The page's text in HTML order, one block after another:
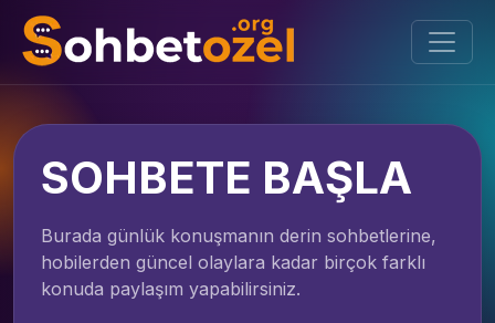
SOHBETE BAŞLA
Burada günlük konuşmanın derin sohbetlerine,
hobilerden güncel olaylara kadar birçok farklı
konuda paylaşım yapabilirsiniz.